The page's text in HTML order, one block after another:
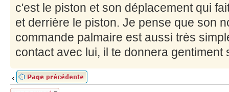
c'est le piston et son déplacement qui
et derrière le piston. Je pense que son
commande palmaire est aussi très
contact avec lui, il te donnera
Sujet verrouillé